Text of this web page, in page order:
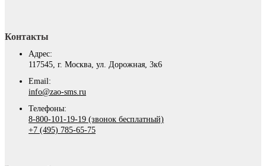
Контакты
Адрес:
117545, г. Москва, ул. Дорожная, 3к6
Email:
info@zao-sms.ru
Телефоны:
8-800-101-19-19 (звонок бесплатный)
+7 (495) 785-65-75